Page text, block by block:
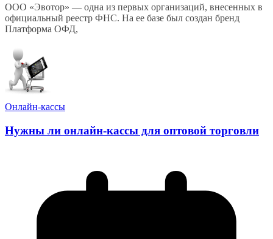
ООО «Эвотор» — одна из первых организаций, внесенных в
официальный реестр ФНС. На ее базе был создан бренд
Платформа ОФД,
Онлайн-кассы
Нужны ли онлайн-кассы для оптовой торговли